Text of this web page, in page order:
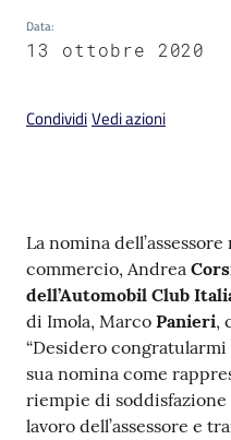
s
i
r
o
l
a
Argomenti
PNRR
Data:
13 ottobre 2020
CondividiVedi azioni
Contenuto
La nomina
commercio, Andrea
dell’Automobil Club
di Imola, Marco Panieri,
“Desidero congratularmi
sua nomina come
riempie di
lavoro dell’assessore e